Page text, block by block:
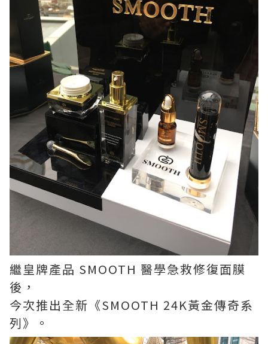
繼皇牌產品 SMOOTH 醫學急救修復面膜
後，
今次推出全新《SMOOTH 24K黃金傳奇系
列》。